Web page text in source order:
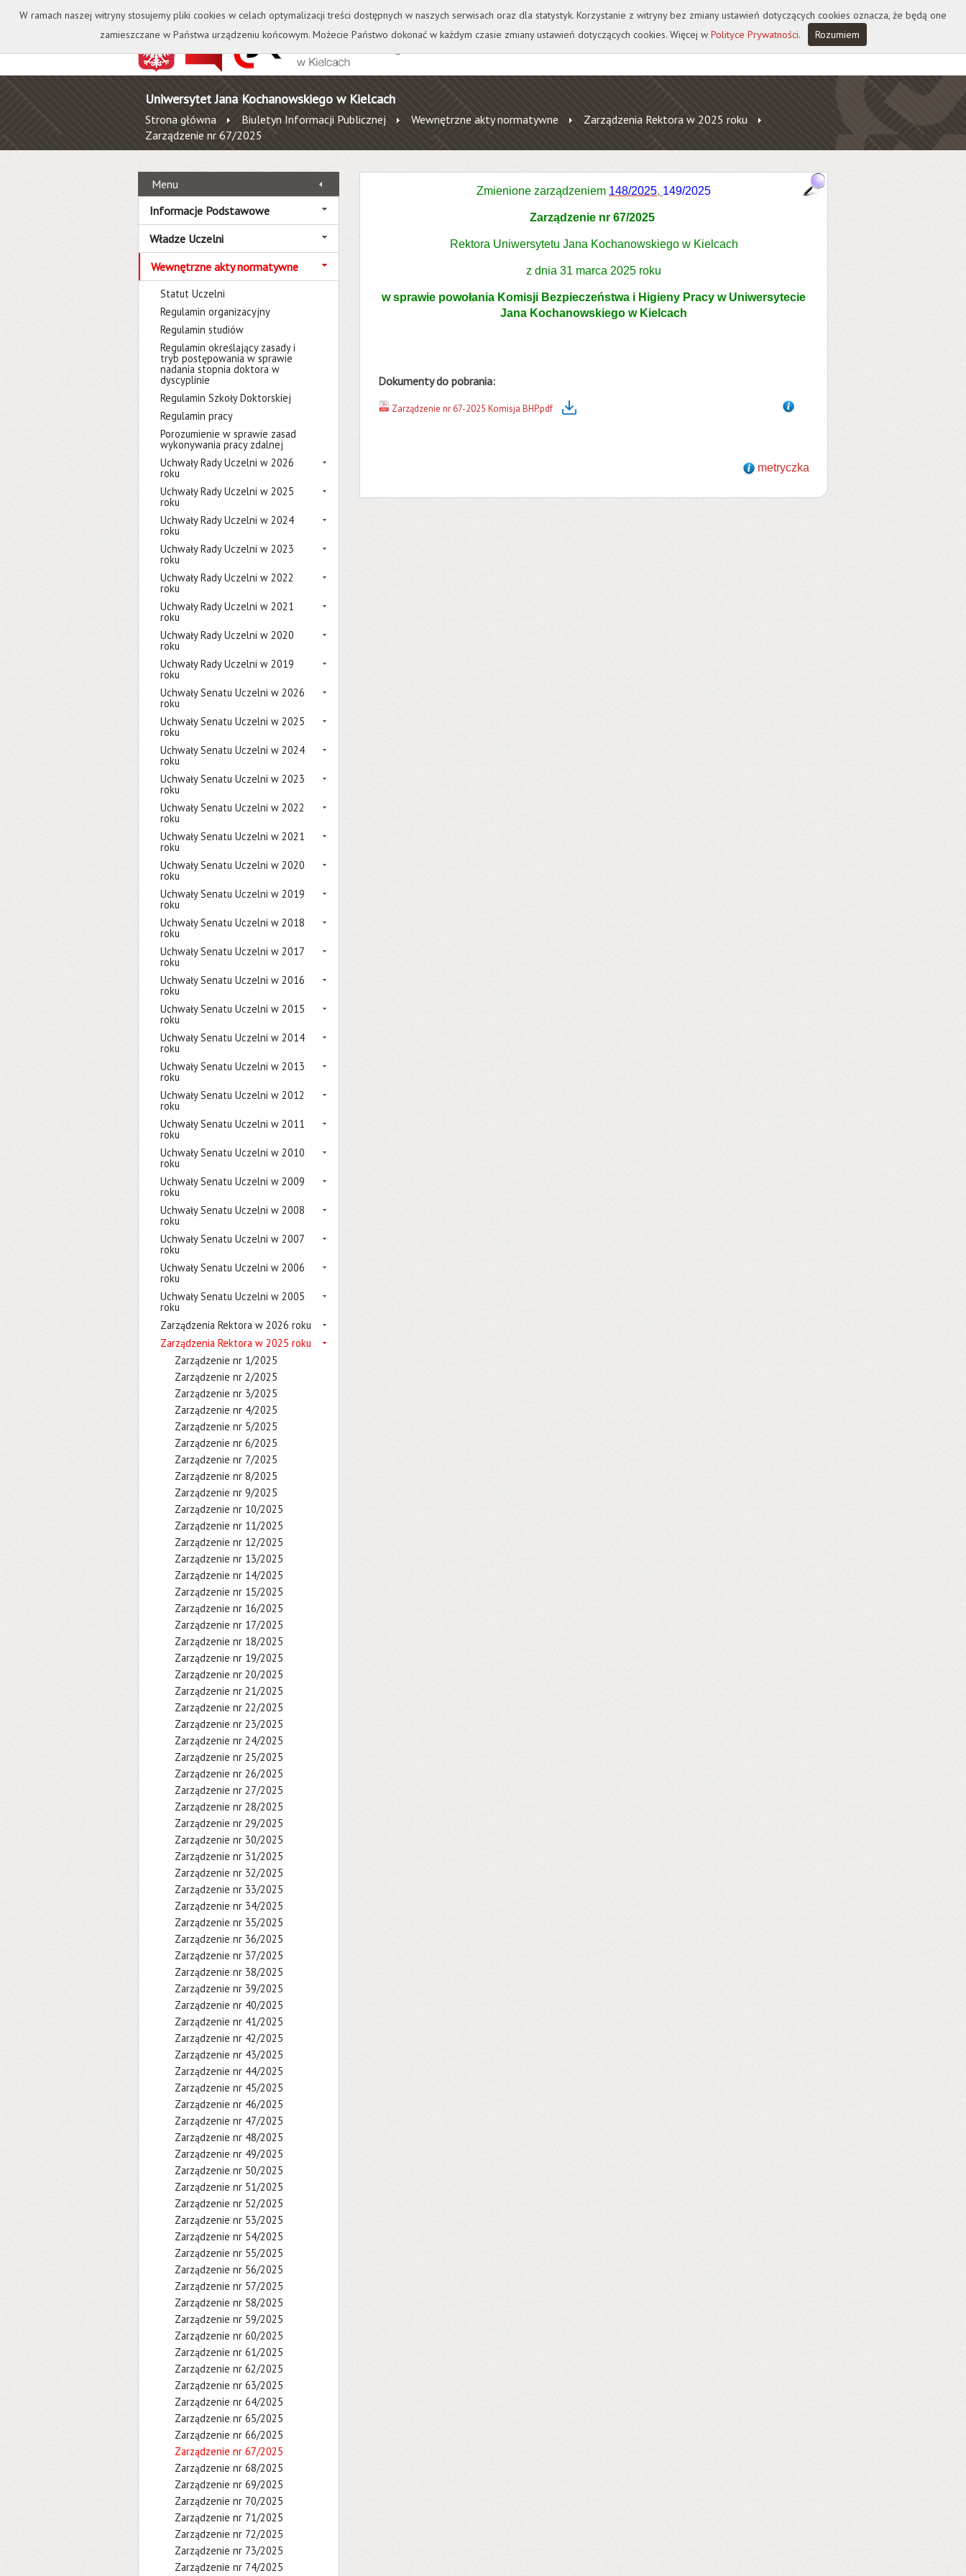
Kontakt Biblioteka Wydawnictwo Wirtualna Uczelnia A A A A
Uniwersytet Jana Kochanowskiego w Kielcach
Strona główna Biuletyn Informacji Publicznej Wewnętrzne akty normatywne
Zarządzenia Rektora w 2025 roku
Zarządzenie nr 67/2025
Menu
Informacje Podstawowe
Władze Uczelni
Wewnętrzne akty normatywne
Statut Uczelni
Regulamin organizacyjny
Regulamin studiów
Regulamin określający zasady i
tryb postępowania w sprawie
nadania stopnia doktora w
dyscyplinie
Regulamin Szkoły Doktorskiej
Regulamin pracy
Porozumienie w sprawie zasad
wykonywania pracy zdalnej
Uchwały Rady Uczelni w 2026
roku
Uchwały Rady Uczelni w 2025
roku
Uchwały Rady Uczelni w 2024
roku
Uchwały Rady Uczelni w 2023
roku
Uchwały Rady Uczelni w 2022
roku
Uchwały Rady Uczelni w 2021
roku
Uchwały Rady Uczelni w 2020
roku
Uchwały Rady Uczelni w 2019
roku
Uchwały Senatu Uczelni w 2026
roku
Uchwały Senatu Uczelni w 2025
roku
Uchwały Senatu Uczelni w 2024
roku
Uchwały Senatu Uczelni w 2023
roku
Uchwały Senatu Uczelni w 2022
roku
Uchwały Senatu Uczelni w 2021
roku
Uchwały Senatu Uczelni w 2020
roku
Uchwały Senatu Uczelni w 2019
roku
Uchwały Senatu Uczelni w 2018
roku
Uchwały Senatu Uczelni w 2017
roku
Uchwały Senatu Uczelni w 2016
roku
Uchwały Senatu Uczelni w 2015
roku
Uchwały Senatu Uczelni w 2014
roku
Uchwały Senatu Uczelni w 2013
roku
Uchwały Senatu Uczelni w 2012
roku
Uchwały Senatu Uczelni w 2011
roku
Uchwały Senatu Uczelni w 2010
roku
Uchwały Senatu Uczelni w 2009
roku
Uchwały Senatu Uczelni w 2008
roku
Uchwały Senatu Uczelni w 2007
roku
Uchwały Senatu Uczelni w 2006
roku
Uchwały Senatu Uczelni w 2005
roku
Zarządzenia Rektora w 2026 roku
Zarządzenia Rektora w 2025 roku
Zarządzenie nr 1/2025
Zarządzenie nr 2/2025
Zarządzenie nr 3/2025
Zarządzenie nr 4/2025
Zarządzenie nr 5/2025
Zarządzenie nr 6/2025
Zarządzenie nr 7/2025
Zarządzenie nr 8/2025
Zarządzenie nr 9/2025
Zarządzenie nr 10/2025
Zarządzenie nr 11/2025
Zarządzenie nr 12/2025
Zarządzenie nr 13/2025
Zarządzenie nr 14/2025
Zarządzenie nr 15/2025
Zarządzenie nr 16/2025
Zarządzenie nr 17/2025
Zarządzenie nr 18/2025
Zarządzenie nr 19/2025
Zarządzenie nr 20/2025
Zarządzenie nr 21/2025
Zarządzenie nr 22/2025
Zarządzenie nr 23/2025
Zarządzenie nr 24/2025
Zarządzenie nr 25/2025
Zarządzenie nr 26/2025
Zarządzenie nr 27/2025
Zarządzenie nr 28/2025
Zarządzenie nr 29/2025
Zarządzenie nr 30/2025
Zarządzenie nr 31/2025
Zarządzenie nr 32/2025
Zarządzenie nr 33/2025
Zarządzenie nr 34/2025
Zarządzenie nr 35/2025
Zarządzenie nr 36/2025
Zarządzenie nr 37/2025
Zarządzenie nr 38/2025
Zarządzenie nr 39/2025
Zarządzenie nr 40/2025
Zarządzenie nr 41/2025
Zarządzenie nr 42/2025
Zarządzenie nr 43/2025
Zarządzenie nr 44/2025
Zarządzenie nr 45/2025
Zarządzenie nr 46/2025
Zarządzenie nr 47/2025
Zarządzenie nr 48/2025
Zarządzenie nr 49/2025
Zarządzenie nr 50/2025
Zarządzenie nr 51/2025
Zarządzenie nr 52/2025
Zarządzenie nr 53/2025
Zarządzenie nr 54/2025
Zarządzenie nr 55/2025
Zarządzenie nr 56/2025
Zarządzenie nr 57/2025
Zarządzenie nr 58/2025
Zarządzenie nr 59/2025
Zarządzenie nr 60/2025
Zarządzenie nr 61/2025
Zarządzenie nr 62/2025
Zarządzenie nr 63/2025
Zarządzenie nr 64/2025
Zarządzenie nr 65/2025
Zarządzenie nr 66/2025
Zarządzenie nr 67/2025
Zarządzenie nr 68/2025
Zarządzenie nr 69/2025
Zarządzenie nr 70/2025
Zarządzenie nr 71/2025
Zarządzenie nr 72/2025
Zarządzenie nr 73/2025
Zarządzenie nr 74/2025
Zmienione zarządzeniem 148/2025, 149/2025
Zarządzenie nr 67/2025
Rektora Uniwersytetu Jana Kochanowskiego w Kielcach
z dnia 31 marca 2025 roku
w sprawie powołania Komisji Bezpieczeństwa i Higieny Pracy w Uniwersytecie
Jana Kochanowskiego w Kielcach
Dokumenty do pobrania:
Zarządzenie nr 67-2025 Komisja BHP.pdf
metryczka
W ramach naszej witryny stosujemy pliki cookies w celach optymalizacji treści dostępnych w naszych serwisach oraz dla statystyk. Korzystanie z witryny bez zmiany ustawień dotyczących cookies oznacza, że będą one
zamieszczane w Państwa urządzeniu końcowym. Możecie Państwo dokonać w każdym czasie zmiany ustawień dotyczących cookies. Więcej w Polityce Prywatności. Rozumiem